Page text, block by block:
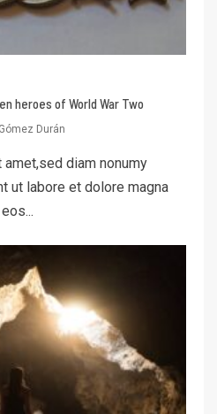
heroes of World War Two
Durán
diam nonumy
ut labore et dolore magna